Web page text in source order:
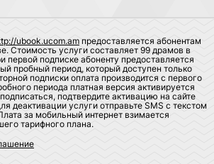
ubook.ucom.am предоставляется абонентам
Стоимость услуги составляет 99 драмов в
подписке абоненту предоставляется
пробный период, который доступен только
подписки оплата производится с первого
периода платная версия активируется
подтвердите активацию на сайте
деактивации услуги отправьте SMS с текстом
за мобильный интернет взимается
тарифного плана.